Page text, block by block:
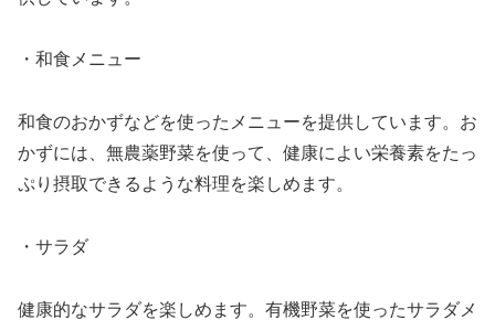
・和食メニュー
和食のおかずなどを使ったメニューを提供しています。お
かずには、無農薬野菜を使って、健康によい栄養素をたっ
ぷり摂取できるような料理を楽しめます。
・サラダ
健康的なサラダを楽しめます。有機野菜を使ったサラダメ